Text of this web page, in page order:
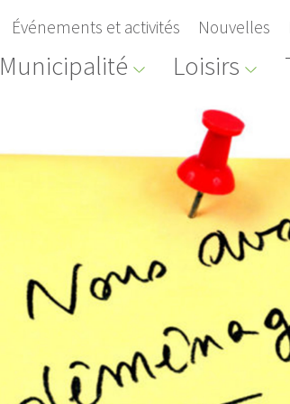
Événements et activités Nouvelles
Municipalité Loisirs
Avis public
DÉROGATION MINEURE,
ZONE 107-M